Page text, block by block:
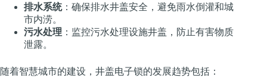
排水系统：确保排水井盖安全，避免雨水倒灌和城
市内涝。
污水处理 ：监控污水处理设施井盖，防止有害物质
泄露。
随着智慧城市的建设，井盖电子锁的发展趋势包括：